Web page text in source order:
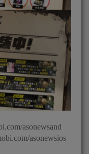
asonewsand
asonewsios